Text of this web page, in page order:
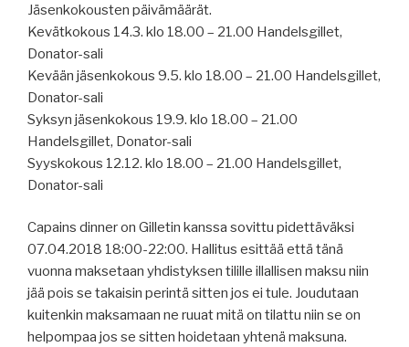
Jäsenkokousten päivämäärät.
Kevätkokous 14.3. klo 18.00 – 21.00 Handelsgillet,
Donator-sali
Kevään jäsenkokous 9.5. klo 18.00 – 21.00 Handelsgillet,
Donator-sali
Syksyn jäsenkokous 19.9. klo 18.00 – 21.00
Handelsgillet, Donator-sali
Syyskokous 12.12. klo 18.00 – 21.00 Handelsgillet,
Donator-sali
Capains dinner on Gilletin kanssa sovittu pidettäväksi
07.04.2018 18:00-22:00. Hallitus esittää että tänä
vuonna maksetaan yhdistyksen tilille illallisen maksu niin
jää pois se takaisin perintä sitten jos ei tule. Joudutaan
kuitenkin maksamaan ne ruuat mitä on tilattu niin se on
helpompaa jos se sitten hoidetaan yhtenä maksuna.